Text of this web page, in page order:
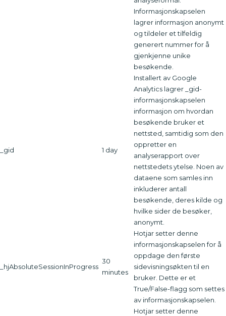
Informasjonskapselen
lagrer informasjon anonymt
og tildeler et tilfeldig
generert nummer for å
gjenkjenne unike
besøkende.
_gid 1 day
Installert av Google
Analytics lagrer _gid-
informasjonskapselen
informasjon om hvordan
besøkende bruker et
nettsted, samtidig som den
oppretter en
analyserapport over
nettstedets ytelse. Noen av
dataene som samles inn
inkluderer antall
besøkende, deres kilde og
hvilke sider de besøker,
anonymt.
_hjAbsoluteSessionInProgress
30
minutes
Hotjar setter denne
informasjonskapselen for å
oppdage den første
sidevisningsøkten til en
bruker. Dette er et
True/False-flagg som settes
av informasjonskapselen.
Hotjar setter denne